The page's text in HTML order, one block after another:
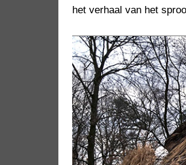
het verhaal van het